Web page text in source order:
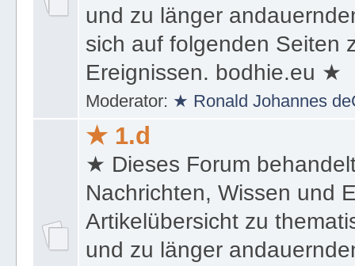
und zu länger
sich auf folgenden Seiten
Ereignissen. bodhie.eu ★
Moderator: ★ Ronald Johannes
★ 1.d
★ Dieses Forum
Nachrichten, Wissen und
Artikelübersicht zu
und zu länger